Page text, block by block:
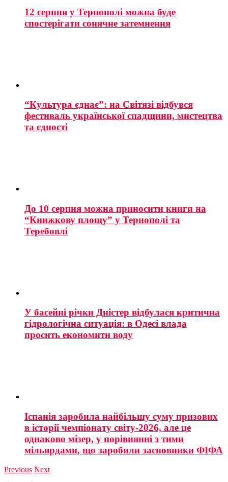
12 серпня у Тернополі можна буде
спостерігати сонячне затемнення
“Культура єднає”: на Світязі відбувся
фестиваль української спадщини, мистецтва
та єдності
До 10 серпня можна приносити книги на
“Книжкову площу” у Тернополі та
Теребовлі
У басейні річки Дністер відбулася критична
гідрологічна ситуація: в Одесі влада
просить економити воду
Іспанія заробила найбільшу суму призових
в історії чемпіонату світу-2026, але це
однаково мізер, у порівнянні з тими
мільярдами, що заробили засновники ФІФА
Previous Next